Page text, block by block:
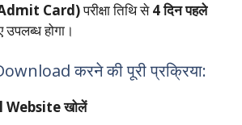
Card)परीक्षा तिथि से4 दिन पहले
होगा।
करने की पूरी प्रक्रिया:
खोलें